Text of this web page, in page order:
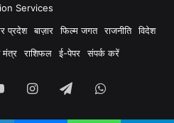
Services
प्रदेश बाज़ार फिल्म जगत राजनीति
विदेश
मंत्र राशिफल ई-पेपर संपर्क करें
YouTubeInstagram
TelegramWhatsApp